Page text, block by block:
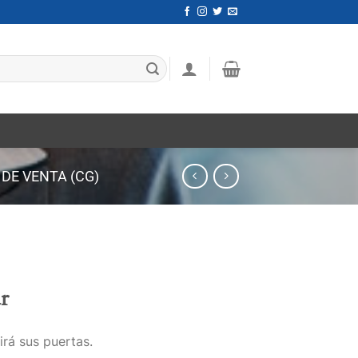
VENTA (CG)
sus puertas.